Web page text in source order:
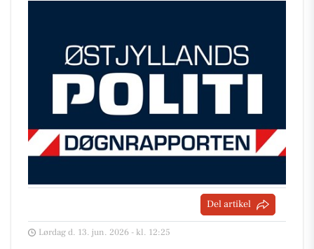
Del artikel
Lørdag d. 13. jun. 2026 - kl. 12:25